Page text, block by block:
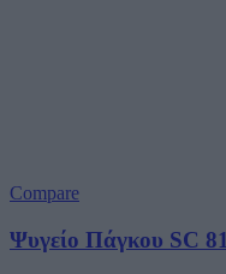
Compare
Ψυγείο Πάγκου SC 81